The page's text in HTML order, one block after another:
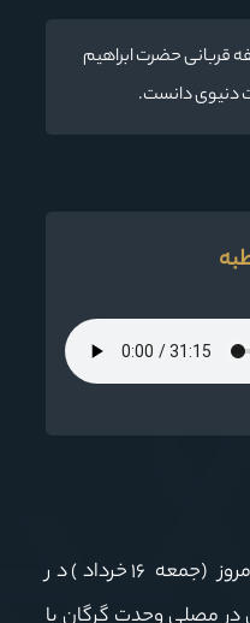
قربانی حضرت ابراهیم
دنیوی دانست.
آیت‌الله سیدکاظم نورمفیدی امروز (جمعه ١۶ خرداد) در